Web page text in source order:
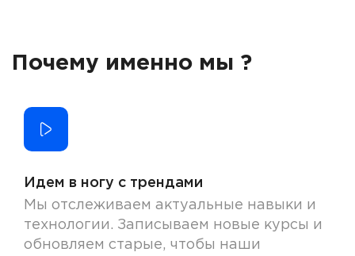
Почему именно мы ?
Идем в ногу с трендами
Мы отслеживаем актуальные навыки и
технологии. Записываем новые курсы и
обновляем старые, чтобы наши